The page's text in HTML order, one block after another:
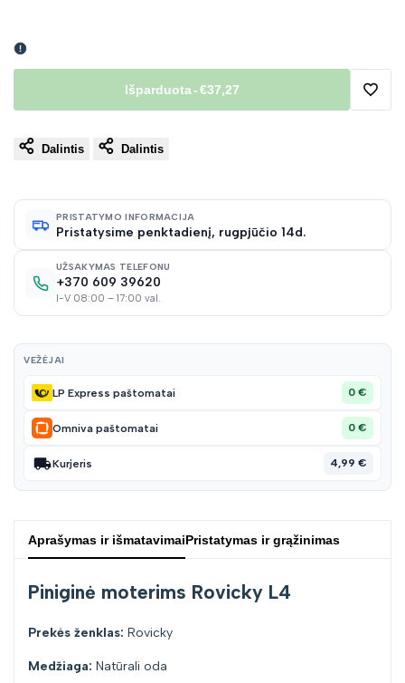
Išparduota-€37,27
Dalintis Dalintis
PRISTATYMO INFORMACIJA
Pristatysime penktadienį, rugpjūčio 14d.
UŽSAKYMAS TELEFONU
+370 609 39620
I-V 08:00 – 17:00 val.
VEŽĖJAI
LP Express paštomatai 0 €
Omniva paštomatai 0 €
Kurjeris 4,99 €
Aprašymas ir išmatavimaiPristatymas ir grąžinimas
Piniginė moterims Rovicky L4
Prekės ženklas: Rovicky
Medžiaga: Natūrali oda